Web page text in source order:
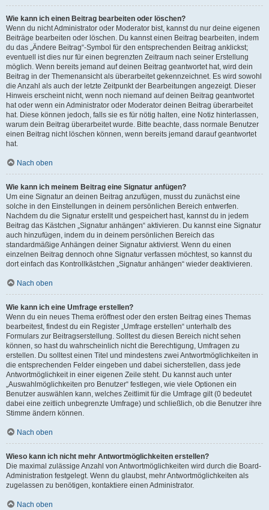
Wie kann ich einen Beitrag bearbeiten oder löschen?
Wenn du nicht Administrator oder Moderator bist, kannst du nur deine eigenen
Beiträge bearbeiten oder löschen. Du kannst einen Beitrag bearbeiten, indem
du das „Ändere Beitrag“-Symbol für den entsprechenden Beitrag anklickst;
eventuell ist dies nur für einen begrenzten Zeitraum nach seiner Erstellung
möglich. Wenn bereits jemand auf deinen Beitrag geantwortet hat, wird dein
Beitrag in der Themenansicht als überarbeitet gekennzeichnet. Es wird sowohl
die Anzahl als auch der letzte Zeitpunkt der Bearbeitungen angezeigt. Dieser
Hinweis erscheint nicht, wenn noch niemand auf deinen Beitrag geantwortet
hat oder wenn ein Administrator oder Moderator deinen Beitrag überarbeitet
hat. Diese können jedoch, falls sie es für nötig halten, eine Notiz hinterlassen,
warum dein Beitrag überarbeitet wurde. Bitte beachte, dass normale Benutzer
einen Beitrag nicht löschen können, wenn bereits jemand darauf geantwortet
hat.
Nach oben
Wie kann ich meinem Beitrag eine Signatur anfügen?
Um eine Signatur an deinen Beitrag anzufügen, musst du zunächst eine
solche in den Einstellungen in deinem persönlichen Bereich entwerfen.
Nachdem du die Signatur erstellt und gespeichert hast, kannst du in jedem
Beitrag das Kästchen „Signatur anhängen“ aktivieren. Du kannst eine Signatur
auch hinzufügen, indem du in deinem persönlichen Bereich das
standardmäßige Anhängen deiner Signatur aktivierst. Wenn du einen
einzelnen Beitrag dennoch ohne Signatur verfassen möchtest, so kannst du
dort einfach das Kontrollkästchen „Signatur anhängen“ wieder deaktivieren.
Nach oben
Wie kann ich eine Umfrage erstellen?
Wenn du ein neues Thema eröffnest oder den ersten Beitrag eines Themas
bearbeitest, findest du ein Register „Umfrage erstellen“ unterhalb des
Formulars zur Beitragserstellung. Solltest du diesen Bereich nicht sehen
können, so hast du wahrscheinlich nicht die Berechtigung, Umfragen zu
erstellen. Du solltest einen Titel und mindestens zwei Antwortmöglichkeiten in
die entsprechenden Felder eingeben und dabei sicherstellen, dass jede
Antwortmöglichkeit in einer eigenen Zeile steht. Du kannst auch unter
„Auswahlmöglichkeiten pro Benutzer“ festlegen, wie viele Optionen ein
Benutzer auswählen kann, welches Zeitlimit für die Umfrage gilt (0 bedeutet
dabei eine zeitlich unbegrenzte Umfrage) und schließlich, ob die Benutzer ihre
Stimme ändern können.
Nach oben
Wieso kann ich nicht mehr Antwortmöglichkeiten erstellen?
Die maximal zulässige Anzahl von Antwortmöglichkeiten wird durch die Board-
Administration festgelegt. Wenn du glaubst, mehr Antwortmöglichkeiten als
zugelassen zu benötigen, kontaktiere einen Administrator.
Nach oben